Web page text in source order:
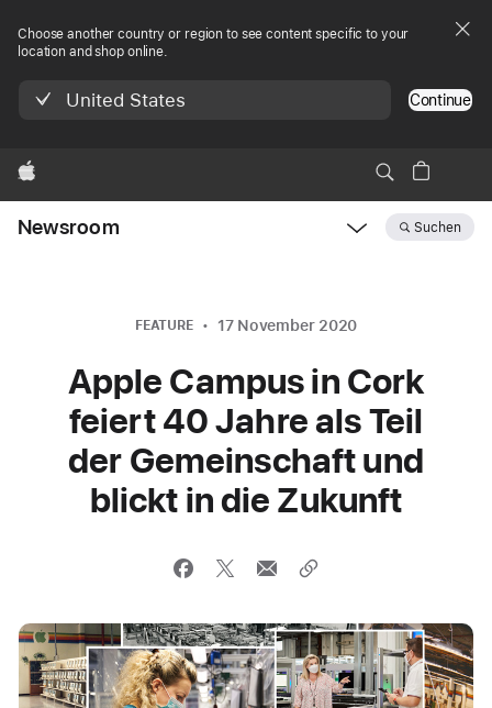
Choose another country or region to see content specific to your
location and shop online.
United States Continue
Apple
Newsroom Suchen
FEATURE 17 November 2020
Apple Campus in Cork
feiert 40 Jahre als Teil
der Gemeinschaft und
blickt in die Zukunft